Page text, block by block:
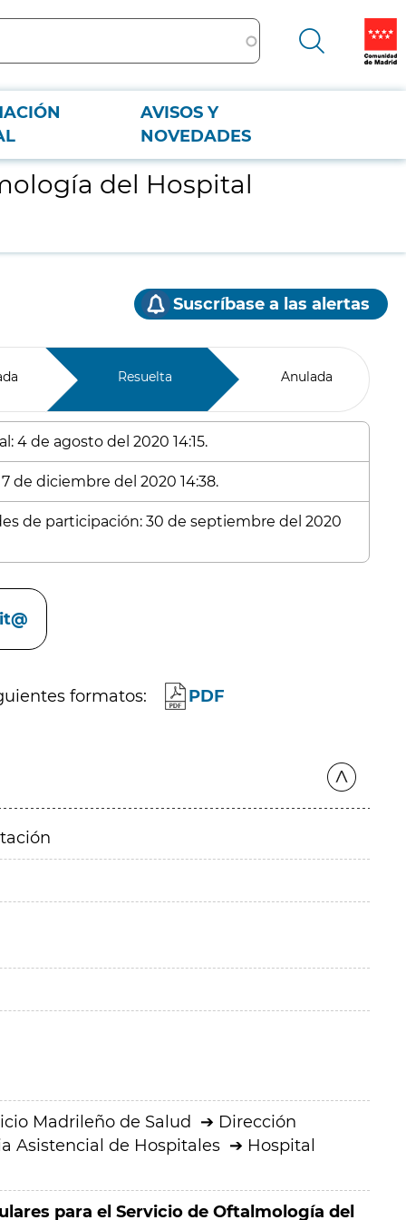
AVISOS Y
NOVEDADES
del Hospital
Suscríbase a las alertas
Resuelta Anulada
4 de agosto del 2020 14:15.
de diciembre del 2020 14:38.
de participación: 30 de septiembre del 2020
formatos: PDF
Madrileño de Salud
Dirección
Asistencial de Hospitales
Hospital
para el Servicio de Oftalmología del